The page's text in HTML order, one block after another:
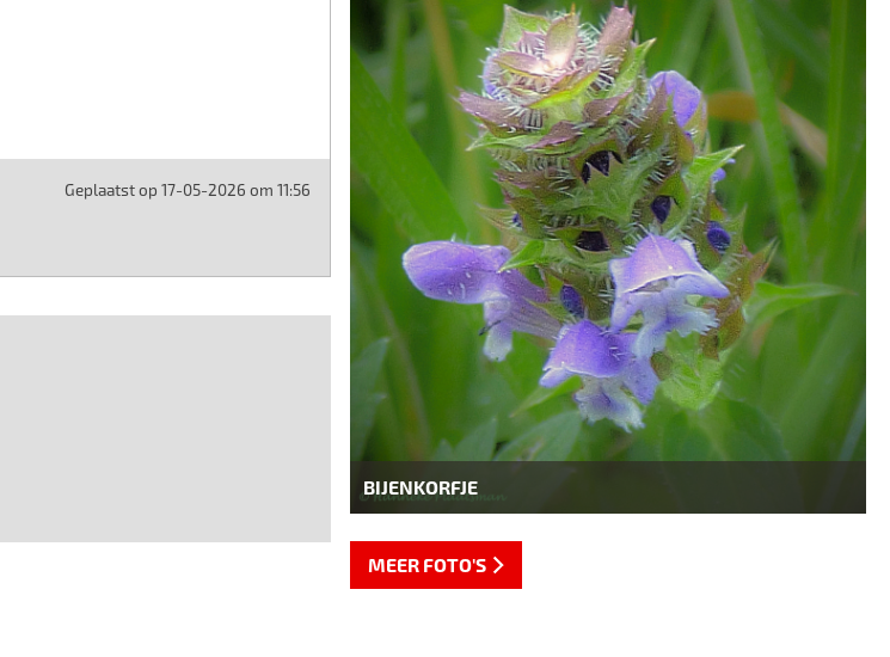
Geplaatst op 17-05-2026 om 11:56
BIJENKORFJE
MEER FOTO'S